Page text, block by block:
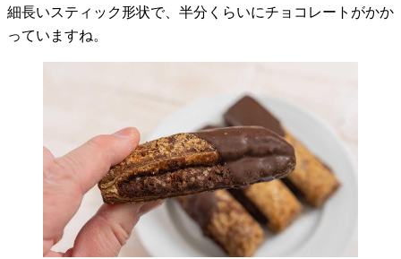
細長いスティック形状で、半分くらいにチョコレートがかか
っていますね。